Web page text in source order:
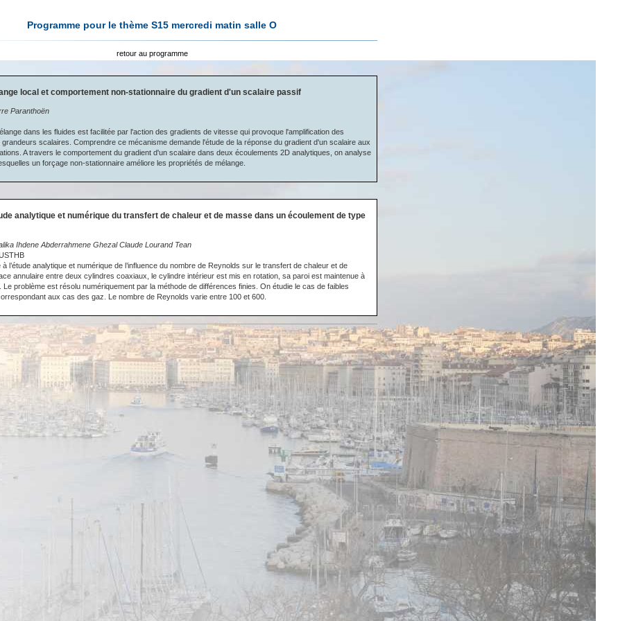
Programme pour le thème S15 mercredi matin salle O
retour au programme
local et comportement non-stationnaire du gradient d'un scalaire passif
Paranthoën
dans les fluides est facilitée par l'action des gradients de vitesse qui provoque l'amplification des
scalaires. Comprendre ce mécanisme demande l'étude de la réponse du gradient d'un scalaire aux
A travers le comportement du gradient d'un scalaire dans deux écoulements 2D analytiques, on analyse
un forçage non-stationnaire améliore les propriétés de mélange.
analytique et numérique du transfert de chaleur et de masse dans un écoulement de type
Ihdene Abderrahmene Ghezal Claude Lourand Tean
à l’étude analytique et numérique de l’influence du nombre de Reynolds sur le transfert de chaleur et de
annulaire entre deux cylindres coaxiaux, le cylindre intérieur est mis en rotation, sa paroi est maintenue à
Le problème est résolu numériquement par la méthode de différences finies. On étudie le cas de faibles
aux cas des gaz. Le nombre de Reynolds varie entre 100 et 600.